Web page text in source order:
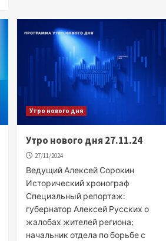
Утро нового дня
Утро нового дня 27.11.24
27/11/2024
Ведущий Алексей Сорокин
Исторический хронограф
Специальный репортаж:
губернатор Алексей Русских о
жалобах жителей региона;
начальник отдела по борьбе с